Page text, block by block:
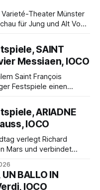
für Jung und Alt Von
Circus hebt, erkundet
wenn der Zirkus ins
SAINT
Messiaen, IOCO
Saint François
Festspiele einen
Pascal entfaltet
Philippe Sly berührt als
ARIADNE
IOCO
verlegt Richard
Mars und verbindet
den Wiener
zweite Akt jedoch
BALLO IN
IOCO